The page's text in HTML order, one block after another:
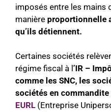
imposés entre les mains
manière proportionnelle
qu’ils détiennent.
Certaines sociétés
régime fiscal à l’IR –
comme les SNC, les
sociétés en
EURL (Entreprise